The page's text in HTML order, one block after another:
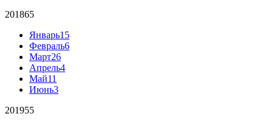
201865
Январь15
Февраль6
Март26
Апрель4
Май11
Июнь3
201955